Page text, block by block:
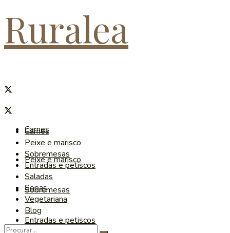
Ruralea
Carnes
Peixe e marisco
Sobremesas
Entradas e petiscos
Carnes
Peixe e marisco
Sobremesas
Entradas e petiscos
Saladas
Sopas
Vegetariana
Blog